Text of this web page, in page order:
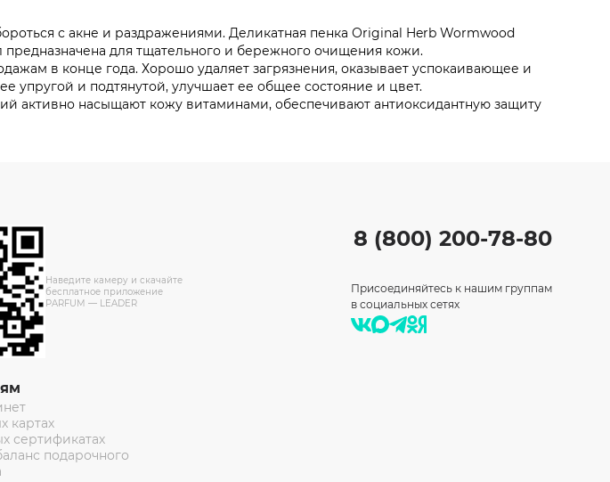
с акне и раздражениями. Деликатная пенка Оriginal Herb Wormwood
предназначена для тщательного и бережного очищения кожи.
в конце года. Хорошо удаляет загрязнения, оказывает успокаивающее и
упругой и подтянутой, улучшает ее общее состояние и цвет.
активно насыщают кожу витаминами, обеспечивают антиоксидантную защиту
Наведите камеру и скачайте
бесплатное приложение
PARFUM — LEADER
картах
сертификатах
подарочного
8 (800) 200-78-80
Присоединяйтесь к нашим группам
в социальных сетях